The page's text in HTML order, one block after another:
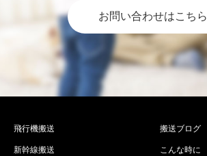
お問い合わせはこちら
飛行機搬送
新幹線搬送
搬送ブログ
こんな時に